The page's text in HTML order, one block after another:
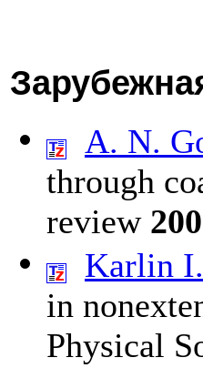
A. N.
through
review
Karlin
in
Physical